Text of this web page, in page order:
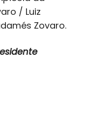
/ Luiz
Zovaro.